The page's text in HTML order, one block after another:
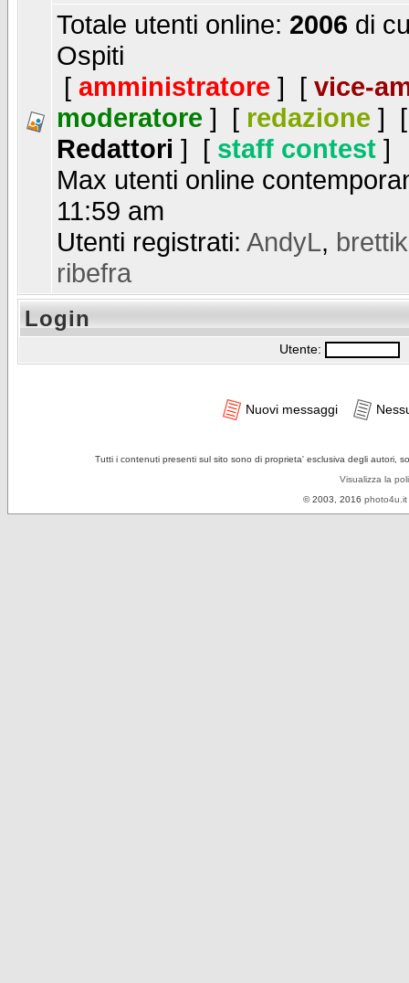
Totale utenti online: 2006 di
Ospiti
[ amministratore ] [ vice-
moderatore ] [ redazione ]
Redattori ] [ staff contest ]
Max utenti online
11:59 am
Utenti registrati: AndyL, brettik
ribefra
Login
Utente:
Nuovi messaggi
Tutti i contenuti presenti sul sito sono di proprieta' esclusiva degli autori,
Visualizza la
© 2003, 2016 photo4u.it